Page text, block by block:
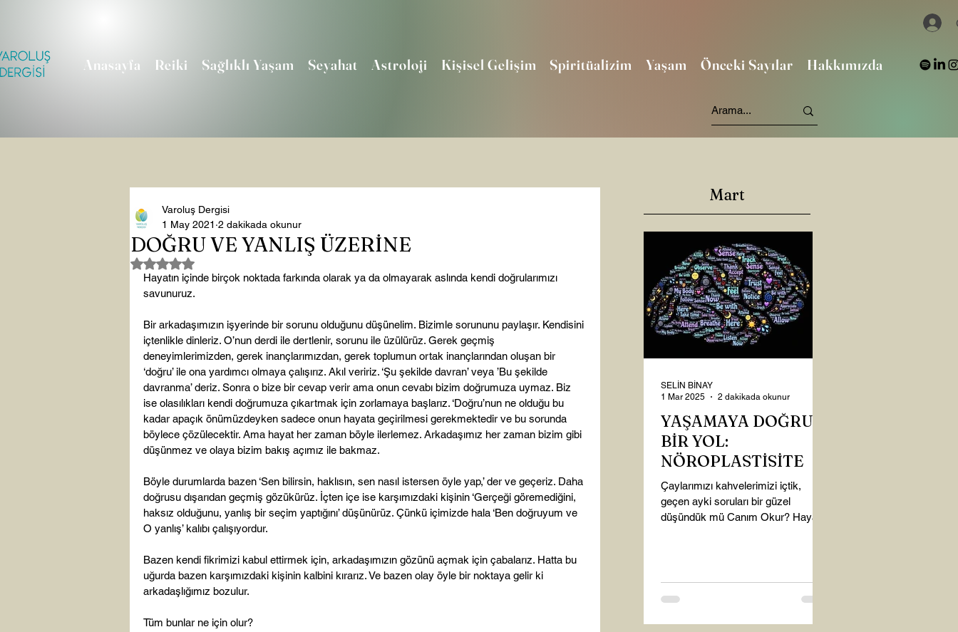
Anasayfa Reiki Sağlıklı Yaşam Seyahat Astroloji Kişisel Gelişim Spiritüalizim Yaşam Önceki Sayılar Hakkımızda
DOĞRU VE YANLIŞ ÜZERİNE
Varoluş Dergisi
1 May 2021 2 dakikada okunur
5 üzerinden NaN yıldız
Hayatın içinde birçok noktada farkında olarak ya da olmayarak aslında kendi doğrularımızı
savunuruz.
Bir arkadaşımızın işyerinde bir sorunu olduğunu düşünelim. Bizimle sorununu paylaşır. Kendisini
içtenlikle dinleriz. O’nun derdi ile dertlenir, sorunu ile üzülürüz. Gerek geçmiş
deneyimlerimizden, gerek inançlarımızdan, gerek toplumun ortak inançlarından oluşan bir
‘doğru’ ile ona yardımcı olmaya çalışırız. Akıl veririz. ‘Şu şekilde davran’ veya ’Bu şekilde
davranma’ deriz. Sonra o bize bir cevap verir ama onun cevabı bizim doğrumuza uymaz. Biz
ise olasılıkları kendi doğrumuza çıkartmak için zorlamaya başlarız. ‘Doğru’nun ne olduğu bu
kadar apaçık önümüzdeyken sadece onun hayata geçirilmesi gerekmektedir ve bu sorunda
böylece çözülecektir. Ama hayat her zaman böyle ilerlemez. Arkadaşımız her zaman bizim gibi
düşünmez ve olaya bizim bakış açımız ile bakmaz.
Böyle durumlarda bazen ‘Sen bilirsin, haklısın, sen nasıl istersen öyle yap,’ der ve geçeriz. Daha
doğrusu dışarıdan geçmiş gözükürüz. İçten içe ise karşımızdaki kişinin ‘Gerçeği göremediğini,
haksız olduğunu, yanlış bir seçim yaptığını’ düşünürüz. Çünkü içimizde hala ‘Ben doğruyum ve
O yanlış’ kalıbı çalışıyordur.
Bazen kendi fikrimizi kabul ettirmek için, arkadaşımızın gözünü açmak için çabalarız. Hatta bu
uğurda bazen karşımızdaki kişinin kalbini kırarız. Ve bazen olay öyle bir noktaya gelir ki
arkadaşlığımız bozulur.
Tüm bunlar ne için olur?
Mart
YAŞAMAYA DOĞRU
BİR YOL:
NÖROPLASTİSİTE
Çaylarımızı kahvelerimizi içtik,
geçen ayki soruları bir güzel
düşündük mü Canım Okur? Hayatta
SELİN BİNAY
1 Mar 2025
2 dakikada okunur